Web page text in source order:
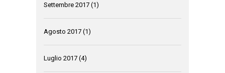
Settembre 2017 (1)
Agosto 2017 (1)
Luglio 2017 (4)